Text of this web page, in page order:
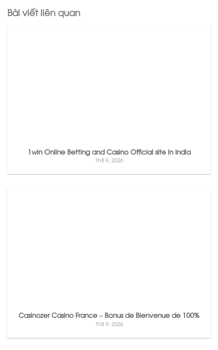
Bài viết liên quan
1win Online Betting and Casino Official site in India
Th8 9, 2026
Casinozer Casino France – Bonus de Bienvenue de 100%
Th8 9, 2026